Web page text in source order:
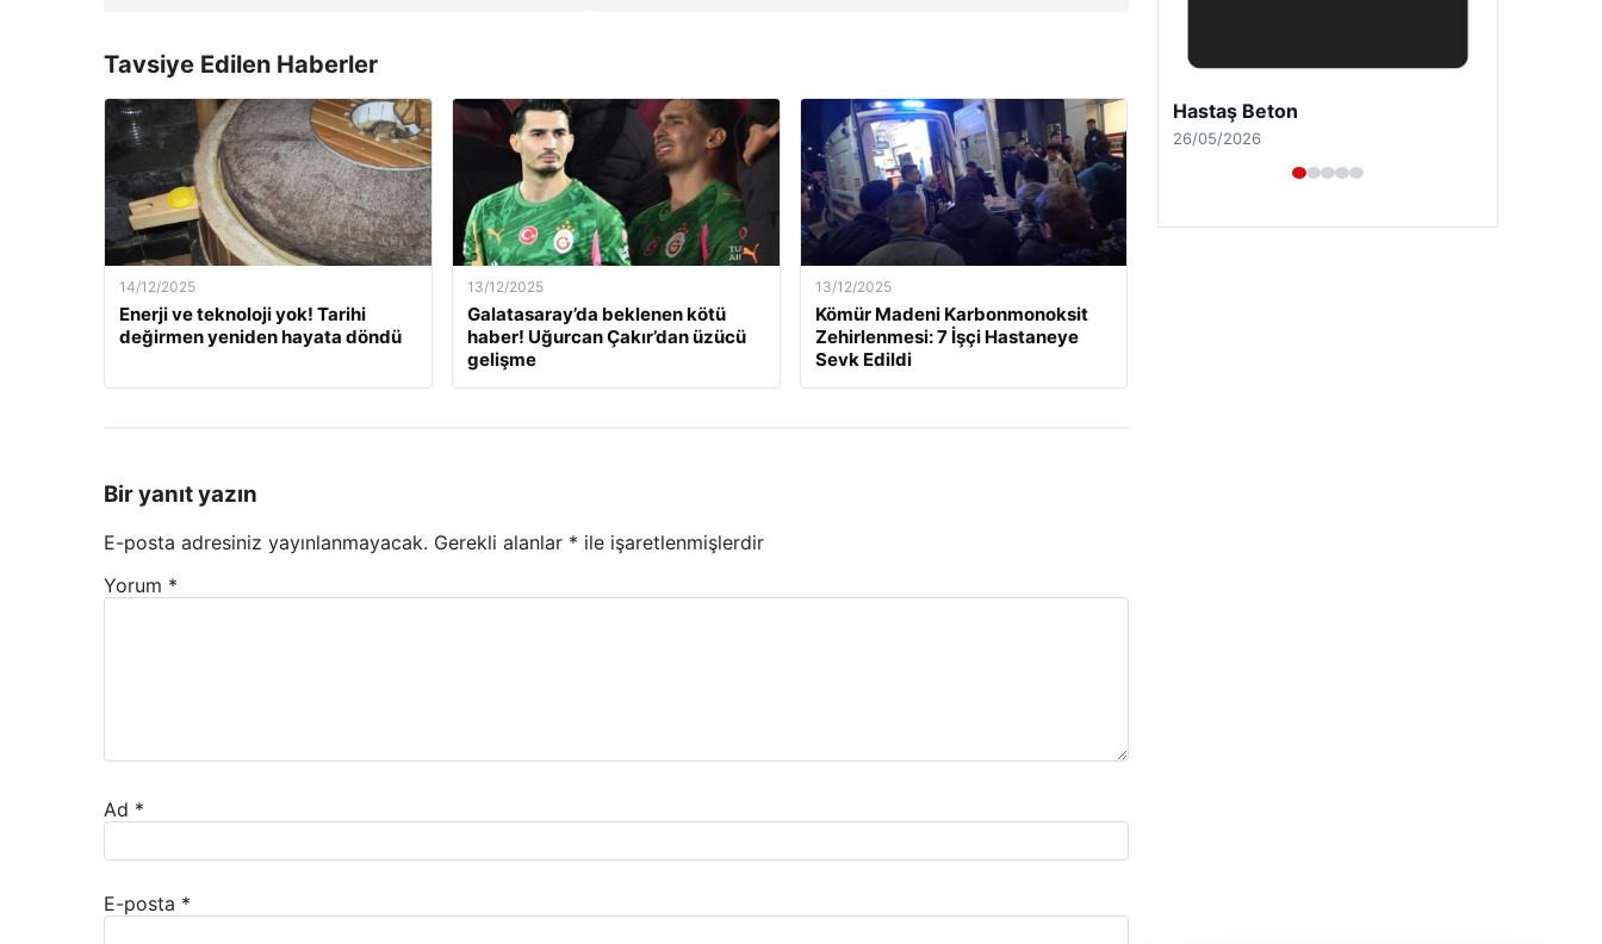
Tavsiye Edilen Haberler
14/12/2025
Enerji ve teknoloji yok! Tarihi
değirmen yeniden hayata döndü
13/12/2025
Galatasaray’da beklenen kötü
haber! Uğurcan Çakır’dan üzücü
gelişme
13/12/2025
Kömür Madeni Karbonmonoksit
Zehirlenmesi: 7 İşçi Hastaneye
Sevk Edildi
Bir yanıt yazın
E-posta adresiniz yayınlanmayacak. Gerekli alanlar * ile işaretlenmişlerdir
Yorum *
Ad *
E-posta *
Enes Kaplan Avukatlık Bürosu
28/04/2026